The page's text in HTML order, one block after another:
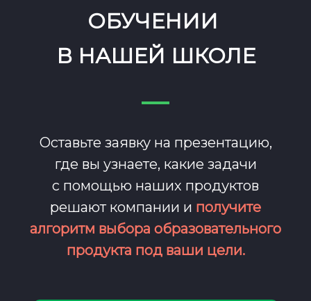
ОБУЧЕНИИ
В НАШЕЙ ШКОЛЕ
Оставьте заявку на презентацию,
где вы узнаете, какие задачи
с помощью наших продуктов
решают компании и получите
алгоритм выбора образовательного
продукта под ваши цели.